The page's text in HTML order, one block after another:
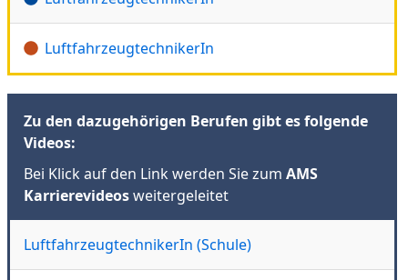
LuftfahrzeugtechnikerIn
Zu den dazugehörigen Berufen gibt es folgende
Videos:
Bei Klick auf den Link werden Sie zum AMS
Karrierevideosweitergeleitet
LuftfahrzeugtechnikerIn (Schule)